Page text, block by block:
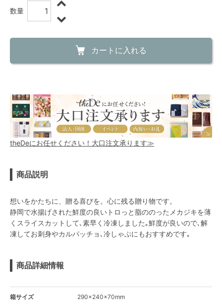
数量
カートに入れる
theDeにお任せください！大口注文承ります≫
商品説明
想いをかたちに、贈る喜びを。心に残る贈り物です。
静岡で水揚げされた鮮度の良いトロっと脂ののったメカジキを薄
くスライスカットして､素早く冷凍しました｡鮮度が良いので､解
凍してお刺身やカルパッチョ､冷しゃぶにもおすすめです｡
商品詳細情報
箱サイズ 290×240×70mm